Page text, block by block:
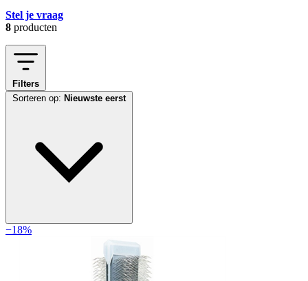
Stel je vraag
8 producten
Filters
Sorteren op: Nieuwste eerst
−18%